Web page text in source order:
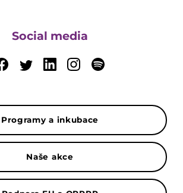
Social media
Programy a inkubace
Naše akce